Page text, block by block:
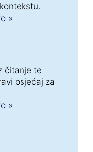
»
čitanje te
osjećaj za
»